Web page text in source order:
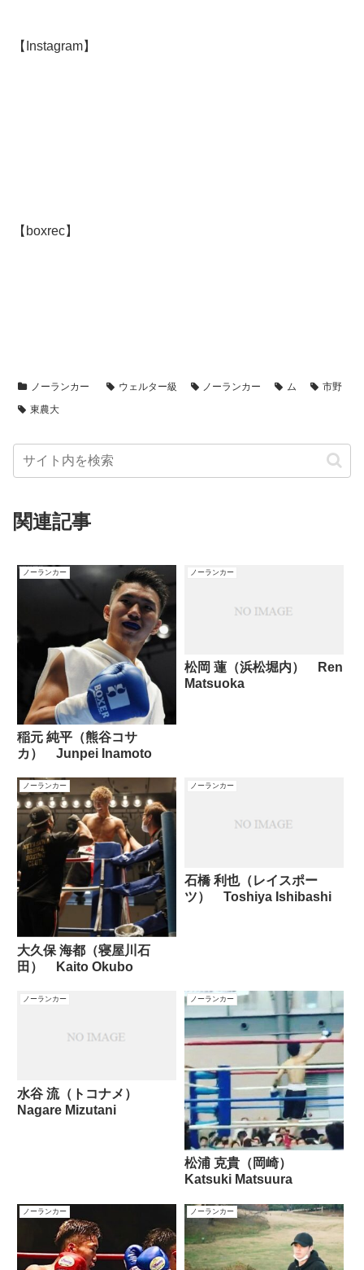
【Instagram】
【boxrec】
ノーランカー ウェルター級 ノーランカー ム
市野
東農大
関連記事
ノーランカー
稲元 純平（熊谷コサ
カ） Junpei Inamoto
ノーランカー
松岡 蓮（浜松堀内） Ren
Matsuoka
ノーランカー
大久保 海都（寝屋川石
田） Kaito Okubo
ノーランカー
石橋 利也（レイスポー
ツ） Toshiya Ishibashi
ノーランカー
水谷 流（トコナメ）
Nagare Mizutani
ノーランカー
松浦 克貴（岡崎）
Katsuki Matsuura
ノーランカー ノーランカー